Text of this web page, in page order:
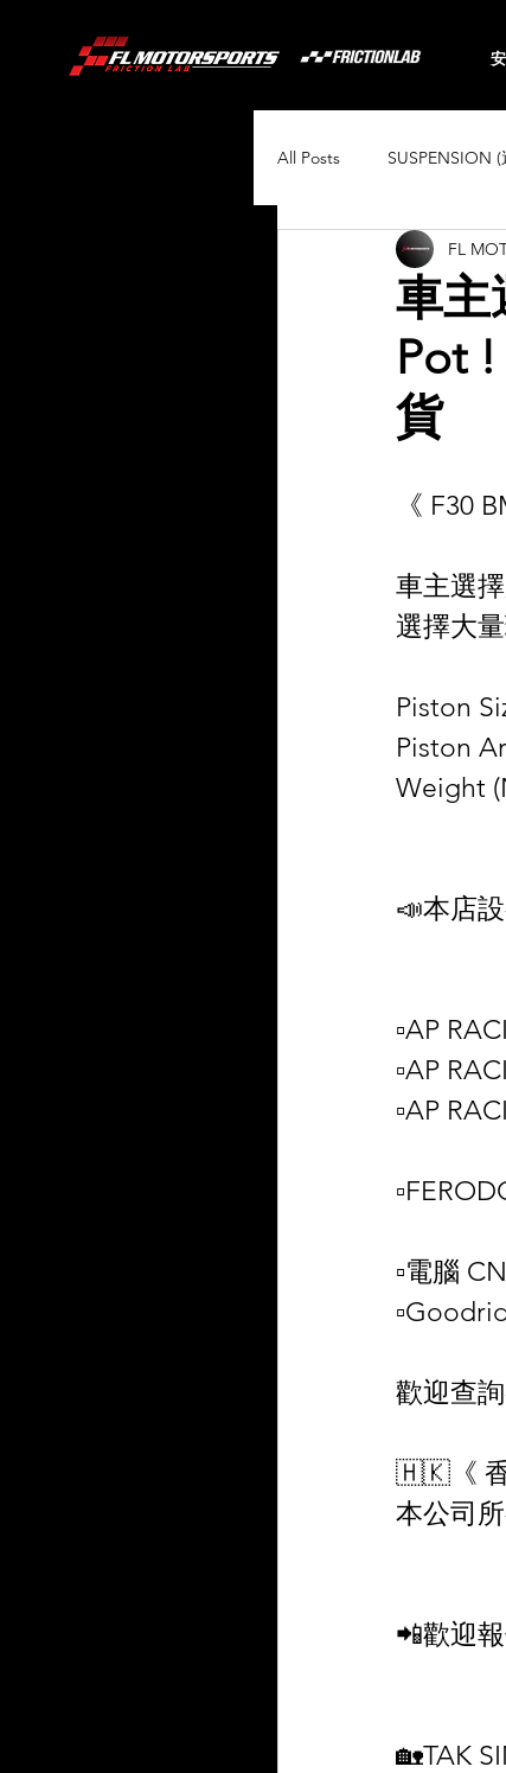
All Posts SUSPENSION
BRAKING (煞車系統)
BMW
Volkswagen
車主
Pot
貨
FL
《 F30
車主選
選擇大
Piston
Piston
Weight
📣本店
▫️AP
▫️AP
▫️AP
▫️電腦
歡迎查
🇭🇰《 香
本公司
📲歡迎
🏡TAK